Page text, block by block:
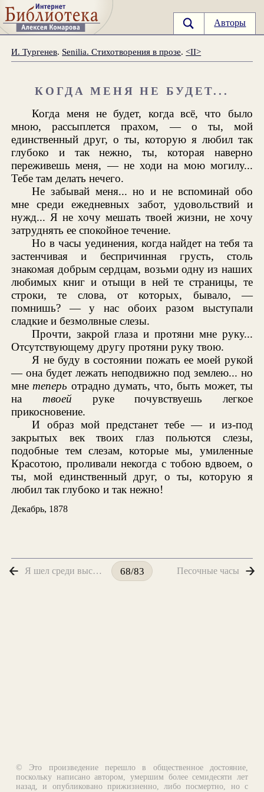
Авторы
И. Тургенев. Senilia. Стихотворения в прозе.<II>
КОГДА МЕНЯ НЕ БУДЕТ...
Когда меня не будет, когда всё, что было
мною, рассыплется прахом, — о ты, мой
единственный друг, о ты, которую я любил так
глубоко и так нежно, ты, которая наверно
переживешь меня, — не ходи на мою могилу...
Тебе там делать нечего.
Не забывай меня... но и не вспоминай обо
мне среди ежедневных забот, удовольствий и
нужд... Я не хочу мешать твоей жизни, не хочу
затруднять ее спокойное течение.
Но в часы уединения, когда найдет на тебя та
застенчивая и беспричинная грусть, столь
знакомая добрым сердцам, возьми одну из наших
любимых книг и отыщи в ней те страницы, те
строки, те слова, от которых, бывало, —
помнишь? — у нас обоих разом выступали
сладкие и безмолвные слезы.
Прочти, закрой глаза и протяни мне руку...
Отсутствующему другу протяни руку твою.
Я не буду в состоянии пожать ее моей рукой
— она будет лежать неподвижно под землею... но
мне теперь отрадно думать, что, быть может, ты
на твоей руке почувствуешь легкое
прикосновение.
И образ мой предстанет тебе — и из-под
закрытых век твоих глаз польются слезы,
подобные тем слезам, которые мы, умиленные
Красотою, проливали некогда с тобою вдвоем, о
ты, мой единственный друг, о ты, которую я
любил так глубоко и так нежно!
Декабрь, 1878
Я шел среди высоких гор... 68/83 Песочные часы
© Это произведение перешло в общественное достояние,
поскольку написано автором, умершим более семидесяти лет
назад, и опубликовано прижизненно, либо посмертно, но с